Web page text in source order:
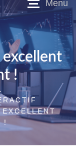
excellent
!
EXCELLENT
!